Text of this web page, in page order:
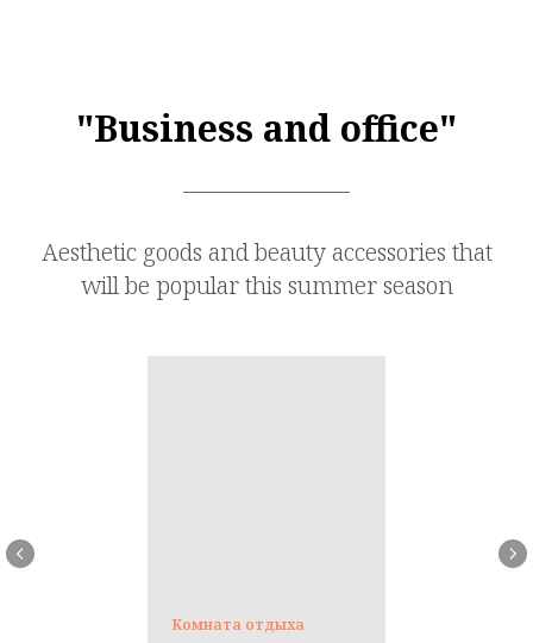
"Business and office"
Aesthetic goods and beauty accessories that
will be popular this summer season
Комната отдыха